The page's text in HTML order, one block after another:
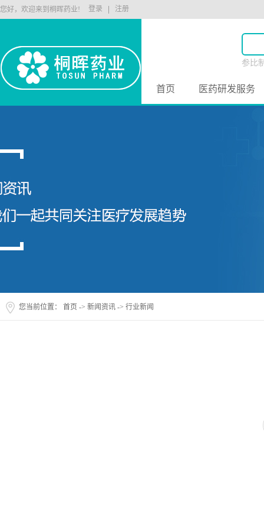
您好，欢迎来到桐晖药业! 注册
登录
参比
首页 医药研发服务
您当前位置： 首页 -> 新闻资讯 -> 行业新闻